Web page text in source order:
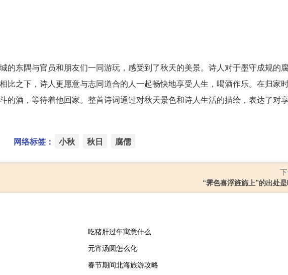
的东隅与官员和朋友们一同游玩，感受到了秋天的美景。诗人对于墨守成规的
比之下，诗人更愿意与志同道合的人一起畅快地享受人生，喝酒作乐。在归家
的酒，等待着他回家。整首诗词通过对秋天景色和诗人生活的描绘，表达了对
网络标签： 小秋 秋日 腐儒
“霁色喜浮旌旆上”的出处
吃猪肝过年寓意什么
元宵汤圆怎么化
春节期间北海旅游攻略